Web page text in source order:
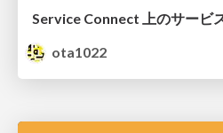
ota1022